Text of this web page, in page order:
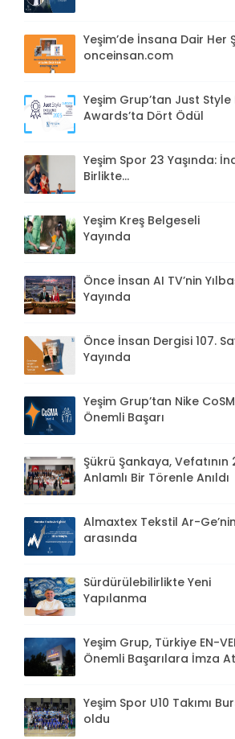
Yeşim’de İnsana Dair Her
onceinsan.com
Yeşim Grup’tan Just
Awards’ta Dört Ödül
Yeşim Spor 23 Yaşında:
Birlikte...
Yeşim Kreş Belgeseli
Yayında
Önce İnsan AI TV’nin
Yayında
Önce İnsan Dergisi 107.
Yayında
Yeşim Grup’tan Nike
Önemli Başarı
Şükrü Şankaya, Vefatının
Anlamlı Bir Törenle Anıldı
Almaxtex Tekstil Ar-
arasında
Sürdürülebilirlikte Yeni
Yapılanma
Yeşim Grup, Türkiye EN-
Önemli Başarılara İmza
Yeşim Spor U10 Takımı
oldu